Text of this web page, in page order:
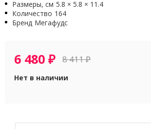
Размеры, см 5.8 × 5.8 × 11.4
Количество 164
Бренд Мегафудс
6 480₽ 8 411₽
Нет в наличии